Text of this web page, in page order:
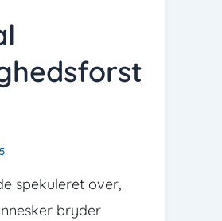
spekuleret over,
bryder